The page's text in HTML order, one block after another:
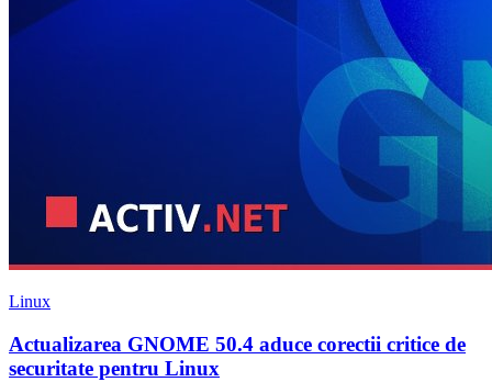
Linux
Actualizarea GNOME 50.4 aduce corectii critice de
securitate pentru Linux